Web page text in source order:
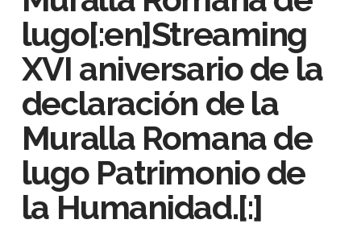
lugo[:en]Streaming
XVI aniversario de la
declaración de la
Muralla Romana de
lugo Patrimonio de
la Humanidad.[:]